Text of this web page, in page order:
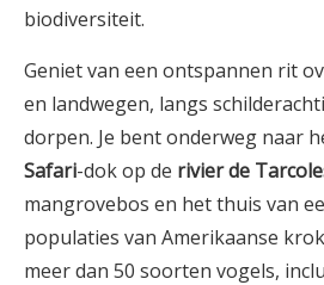
biodiversiteit.
Geniet van een ontspannen rit
en landwegen, langs
dorpen. Je bent onderweg naar
Safari-dok op de rivier de
mangrovebos en het thuis van
populaties van Amerikaanse
meer dan 50 soorten vogels,